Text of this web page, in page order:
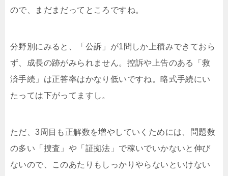
ので、まだまだってところですね。
分野別にみると、「公訴」が1問しか上積みできておら
ず、成長の跡がみられません。控訴や上告のある「救
済手続」は正答率はかなり低いですね。略式手続にい
たっては下がってますし。
ただ、3周目も正解数を増やしていくためには、問題数
の多い「捜査」や「証拠法」で稼いでいかないと伸び
ないので、このあたりもしっかりやらないといけない